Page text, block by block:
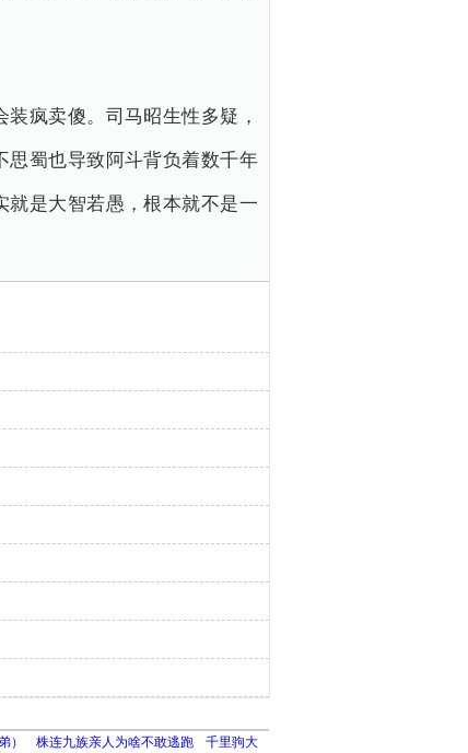
疯卖傻。司马昭生性多疑，
思蜀也导致阿斗背负着数千年
就是大智若愚，根本就不是一
） 株连九族亲人为啥不敢逃跑 千里驹大